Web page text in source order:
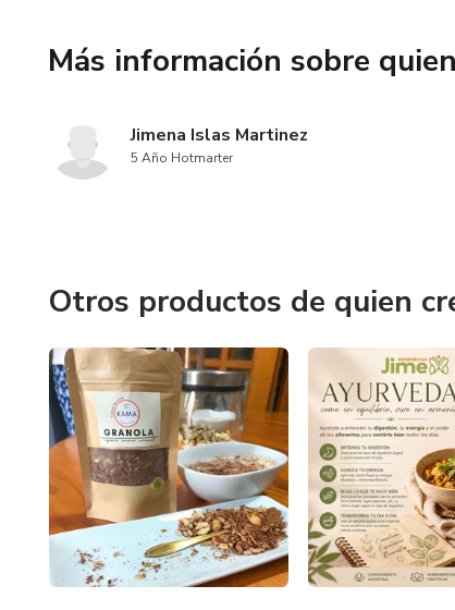
Más información sobre
Jimena Islas Martinez
5 Año Hotmarter
Otros productos de quien